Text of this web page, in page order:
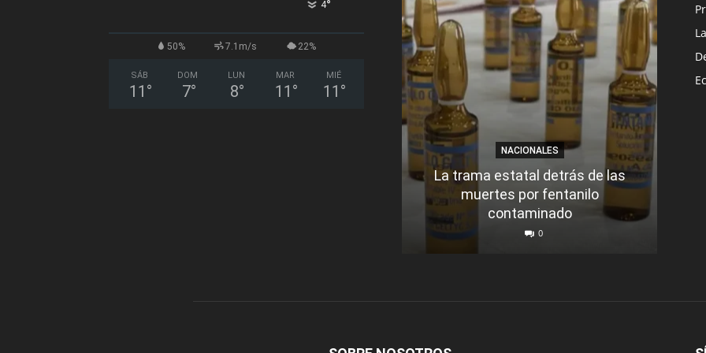
4°
50% 7.1m/s 22%
SÁB
11 °
DOM
7°
LUN
8°
MAR
11 °
MIÉ
11 °
NACIONALES
La trama estatal detrás de las
muertes por fentanilo
contaminado
0